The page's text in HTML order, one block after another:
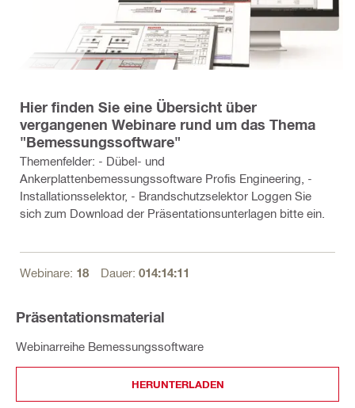
Hier finden Sie eine Übersicht über
vergangenen Webinare rund um das Thema
"Bemessungssoftware"
Themenfelder: - Dübel- und
Ankerplattenbemessungssoftware Profis Engineering, -
Installationsselektor, - Brandschutzselektor Loggen Sie
sich zum Download der Präsentationsunterlagen bitte ein.
Webinare: 18 Dauer: 014:14:11
Präsentationsmaterial
Webinarreihe Bemessungssoftware
HERUNTERLADEN